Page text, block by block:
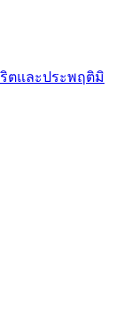
ริตและประพฤติมิ